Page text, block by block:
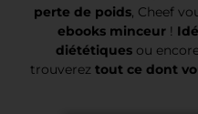
perte de poids, Cheef
ebooks minceur!
diététiques ou
trouverez tout ce dont